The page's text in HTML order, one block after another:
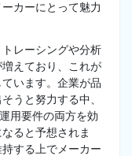
カーにとって魅力
レーシングや分析
えており、これが
います。企業が品
うと努力する中、
用要件の両方を効
ると予想されま
する上でメーカー